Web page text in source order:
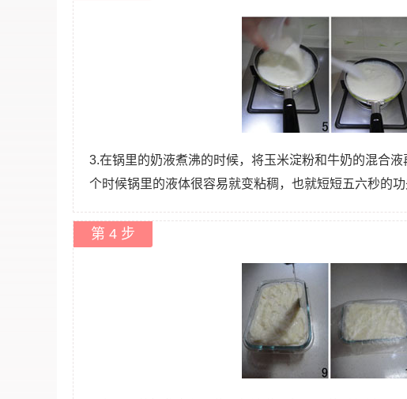
3.在锅里的奶液煮沸的时候，将玉米淀粉和牛奶的混合
个时候锅里的液体很容易就变粘稠，也就短短五六秒的功
第 4 步